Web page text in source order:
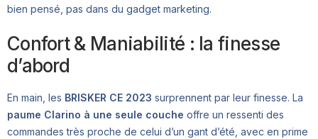
bien pensé, pas dans du gadget marketing.
Confort & Maniabilité : la finesse
d’abord
En main, les BRISKER CE 2023 surprennent par leur finesse. La
paume Clarino à une seule couche offre un ressenti des
commandes très proche de celui d’un gant d’été, avec en prime